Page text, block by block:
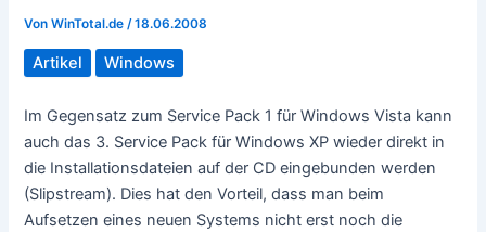
VonWinTotal.de /18.06.2008
Artikel Windows
Im Gegensatz zum Service Pack 1 für Windows Vista kann
auch das 3. Service Pack für Windows XP wieder direkt in
die Installationsdateien auf der CD eingebunden werden
(Slipstream). Dies hat den Vorteil, dass man beim
Aufsetzen eines neuen Systems nicht erst noch die